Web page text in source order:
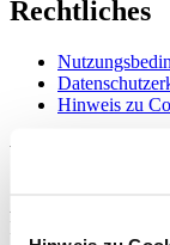
Rechtliches
Hinweis zu
Information